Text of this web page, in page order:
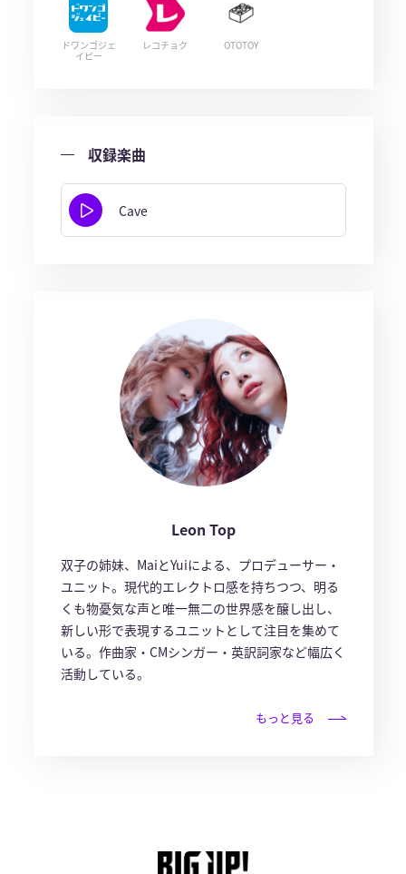
ドワンゴジェ
イピー
レコチョク OTOTOY
収録楽曲
Cave
Leon Top
双子の姉妹、MaiとYuiによる、プロデューサー・
ユニット。現代的エレクトロ感を持ちつつ、明る
くも物憂気な声と唯一無二の世界感を醸し出し、
新しい形で表現するユニットとして注目を集めて
いる。作曲家・CMシンガー・英訳詞家など幅広く
活動している。
もっと見る